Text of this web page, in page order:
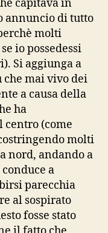
capitava in
annuncio di tutto
molti
io possedessi
Si aggiunga a
mai vivo dei
a causa della
ha
centro (come
molti
nord, andando a
a
parecchia
al sospirato
fosse stato